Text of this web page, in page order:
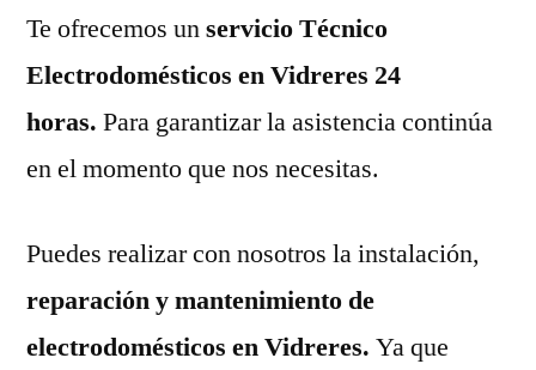
Te ofrecemos unservicio Técnico
Electrodomésticos en Vidreres 24
horas. Para garantizar la asistencia continúa
en el momento que nos necesitas.
Puedes realizar con nosotros la instalación,
reparación y mantenimiento de
electrodomésticos en Vidreres. Ya que